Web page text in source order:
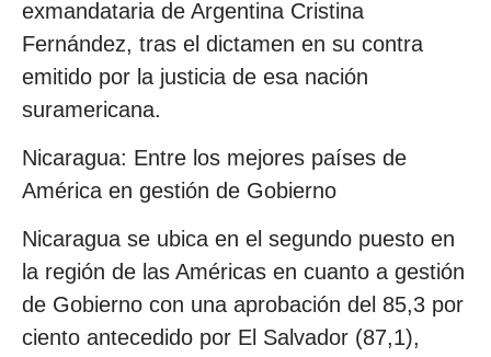
exmandataria de Argentina Cristina
Fernández, tras el dictamen en su contra
emitido por la justicia de esa nación
suramericana.
Nicaragua: Entre los mejores países de
América en gestión de Gobierno
Nicaragua se ubica en el segundo puesto en
la región de las Américas en cuanto a gestión
de Gobierno con una aprobación del 85,3 por
ciento antecedido por El Salvador (87,1),